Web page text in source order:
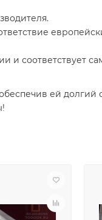
и соответствует
ей